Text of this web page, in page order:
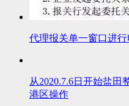
代理报关单一窗口进
从2020.7.6日开始盐
港区操作